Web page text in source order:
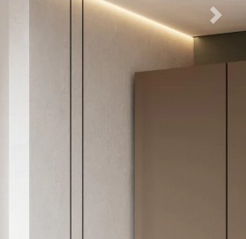
Next